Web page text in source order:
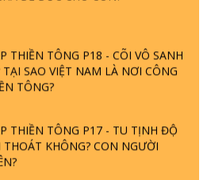
THIỀN TÔNG P18 - CÕI VÔ SANH
TẠI SAO VIỆT NAM LÀ NƠI CÔNG
TÔNG?
THIỀN TÔNG P17 - TU TỊNH ĐỘ
THOÁT KHÔNG? CON NGƯỜI